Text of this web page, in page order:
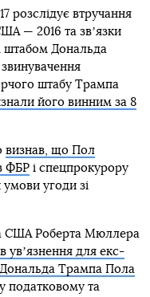
розслідує втручання
— 2016 та звʼязки
штабом Дональда
штабу Трампа
його винним за 8
визнав, що Пол
ФБРі спецпрокурору
угоди зі
США Роберта Мюллера
увʼязнення для екс-
Дональда Трампа Пола
податковому та